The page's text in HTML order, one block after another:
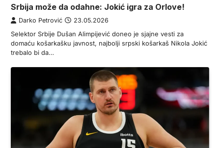
Srbija može da odahne: Jokić igra za Orlove!
Darko Petrović 23.05.2026
Selektor Srbije Dušan Alimpijević doneo je sjajne vesti za
domaću košarkašku javnost, najbolji srpski košarkaš Nikola Jokić
trebalo bi da…